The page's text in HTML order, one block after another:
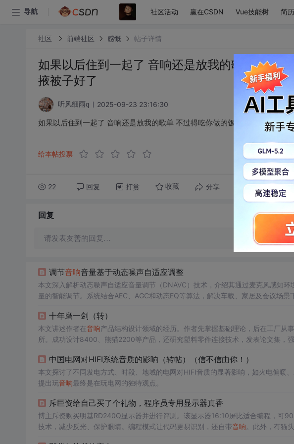
导航 社区活动 赢在CSDN Vue技能树 简
社区 前端社区 感慨 帖子详情
如果以后住到一起了 音响还是放我的歌单 不过
掖被子好了 ​​​
听风细雨q 2025-09-23 23:16:30
如果以后住到一起了 音响还是放我的歌单 不过得吃你做的饭 作为回报 半夜给
给本帖投票
22 回复 打赏 收藏 分享 转发到动态
回复
请发表友善的回复…
调节音响音量基于动态噪声自适应调整
本文深入解析动态噪声自适应音量调节（DNAVC）技术，介绍其通过麦克风感知
量的智能调节。系统结合AEC、AGC和动态EQ等算法，解决车载、家居及会议场景
十年磨一剑（转）
本文讲述作者在音响产品结构设计领域的经历。作者先掌握基础理论，后在工厂从
所。成功设计8400、熊猫2200等产品，还研究塑料零件连接技术，发表论文集，
中国电网对HIFI系统音质的影响（转帖）（信不信由你！）
本文探讨了不同发电方式、时段、地域的电网对HIFI音质的显著影响，如火电偏暖
提出玩音响最终是在玩电网的独特观点。
斥巨资给自己买了个礼物，程序员专用显示器真香
博主斥资购买明基RD240Q显示器并进行评测。该显示器16:10屏比适合编程，可
技术，减少反光、保护眼睛。编程模式让代码更易识别，还自带音响 。此外，有猫